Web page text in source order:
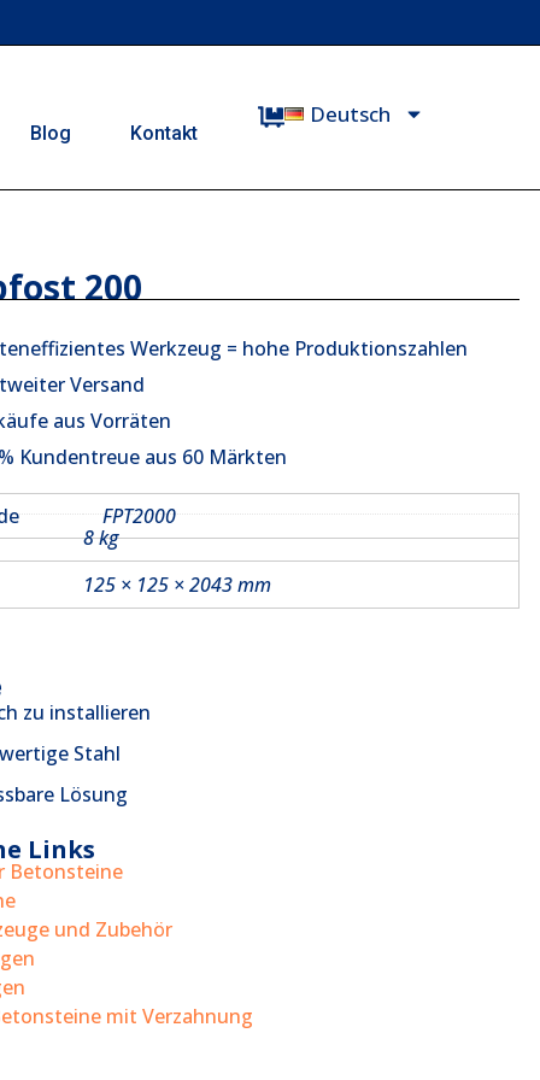
Blog Kontakt
Deutsch
200
Werkzeug = hohe Produktionszahlen
Versand
aus Vorräten
Kundentreue aus 60 Märkten
FPT2000
8 kg
125 × 125 × 2043 mm
zu installieren
Stahl
Lösung
Links
Betonsteine
und Zubehör
mit Verzahnung